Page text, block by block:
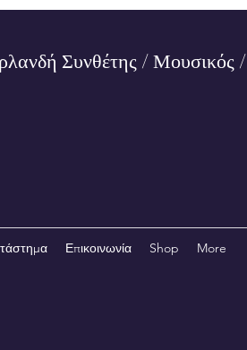
Συνθέτης / Μουσικός /
Επικοινωνία Shop More